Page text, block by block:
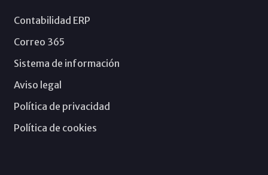
Contabilidad ERP
Correo 365
Sistema de información
Aviso legal
Política de privacidad
Política de cookies